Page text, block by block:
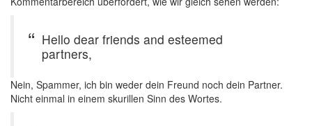
Hello dear friends and esteemed
partners,
Nein, Spammer, ich bin weder dein Freund noch dein Partner.
Nicht einmal in einem skurillen Sinn des Wortes.